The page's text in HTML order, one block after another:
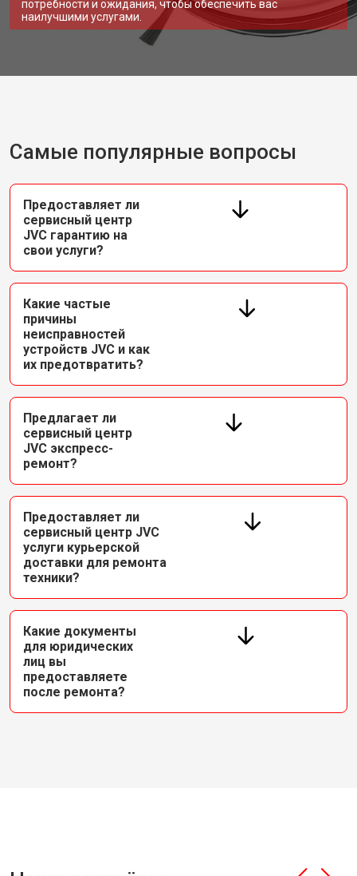
потребности и ожидания, чтобы обеспечить вас
наилучшими услугами.
Самые популярные вопросы
Предоставляет ли
сервисный центр
JVC гарантию на
свои услуги?
Какие частые
причины
неисправностей
устройств JVC и как
их предотвратить?
Предлагает ли
сервисный центр
JVC экспресс-
ремонт?
Предоставляет ли
сервисный центр JVC
услуги курьерской
доставки для ремонта
техники?
Какие документы
для юридических
лиц вы
предоставляете
после ремонта?